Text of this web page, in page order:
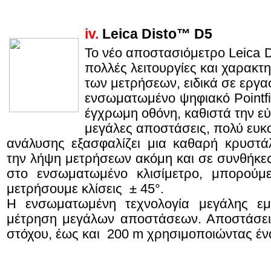
iv. Leica Disto™ D5
Το νέο αποστασιόμετρο Leica
πολλές λειτουργίες και
των μετρήσεων, ειδικά σε
ενσωματωμένο ψηφιακό
έγχρωμη οθόνη, καθιστά την
μεγάλες αποστάσεις, πολύ
ανάλυσης εξασφαλίζει μια καθαρή
την λήψη μετρήσεων ακόμη και σε
στο ενσωματωμένο κλισίμετρο,
μετρήσουμε κλίσεις ± 45°.
Η ενσωματωμένη τεχνολογία μεγάλης
μέτρηση μεγάλων αποστάσεων.
στόχου, έως και 200 m χρησιμοποιώντας